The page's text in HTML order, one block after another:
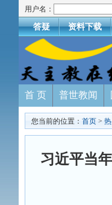
用户名：
答疑 资料下载
首 页 普世教闻
您当前的位置： 首页 >
习近平当